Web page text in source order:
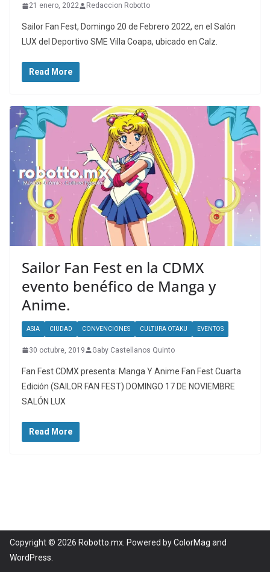
21 enero, 2022 Redaccion Robotto
Sailor Fan Fest, Domingo 20 de Febrero 2022, en el Salón
LUX del Deportivo SME Villa Coapa, ubicado en Calz.
Read More
Sailor Fan Fest en la CDMX
evento benéfico de Manga y
Anime.
ASIA CIUDAD CONVENCIONES CULTURA OTAKU EVENTOS
30 octubre, 2019 Gaby Castellanos Quinto
Fan Fest CDMX presenta: Manga Y Anime Fan Fest Cuarta
Edición (SAILOR FAN FEST) DOMINGO 17 DE NOVIEMBRE
SALÓN LUX
Read More
Copyright © 2026 Robotto.mx . Powered byColorMag and
WordPress